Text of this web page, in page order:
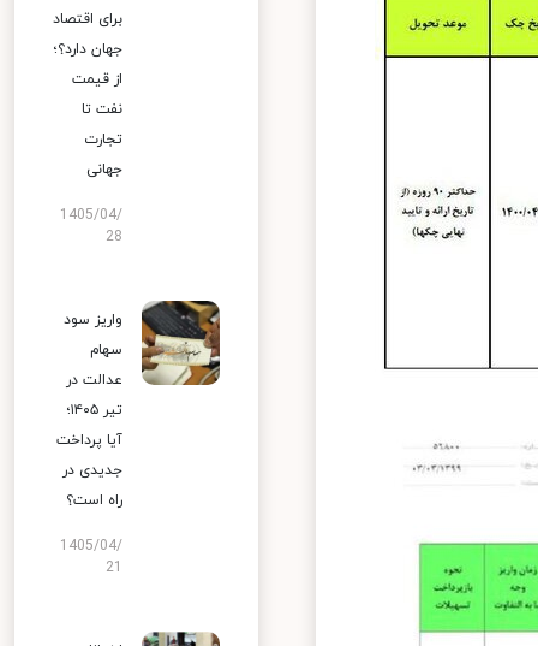
برای اقتصاد
جهان دارد؟؛
از قیمت
نفت تا
تجارت
جهانی
1405/04/
28
واریز سود
سهام
عدالت در
تیر ۱۴۰۵؛
آیا پرداخت
جدیدی در
راه است؟
1405/04/